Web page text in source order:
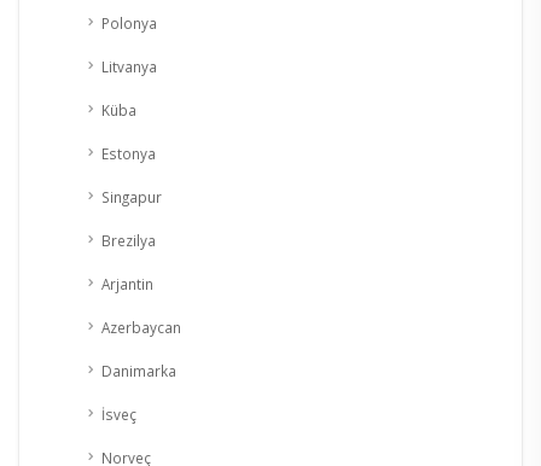
Polonya
Litvanya
Küba
Estonya
Singapur
Brezilya
Arjantin
Azerbaycan
Danimarka
İsveç
Norveç